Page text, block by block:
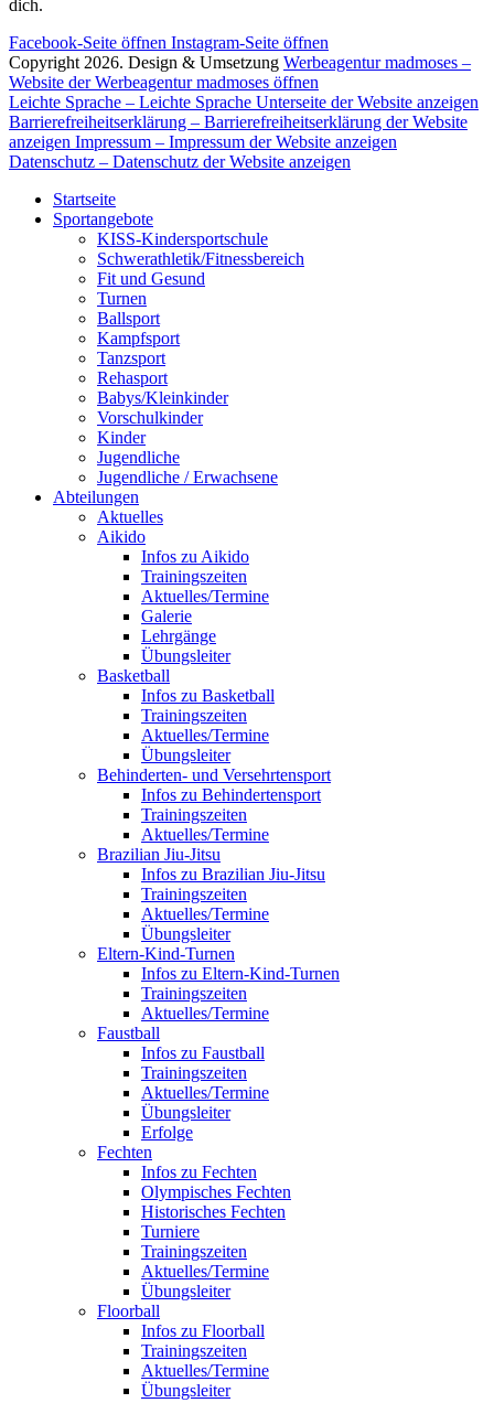
dich.
Facebook-Seite öffnen Instagram-Seite öffnen
Copyright 2026. Design & Umsetzung Werbeagentur madmoses –
Website der Werbeagentur madmoses öffnen
Leichte Sprache – Leichte Sprache Unterseite der Website anzeigen
Barrierefreiheitserklärung – Barrierefreiheitserklärung der Website
anzeigen Impressum – Impressum der Website anzeigen
Datenschutz – Datenschutz der Website anzeigen
Startseite
Sportangebote
KISS-Kindersportschule
Schwerathletik/Fitnessbereich
Fit und Gesund
Turnen
Ballsport
Kampfsport
Tanzsport
Rehasport
Babys/Kleinkinder
Vorschulkinder
Kinder
Jugendliche
Jugendliche / Erwachsene
Abteilungen
Aktuelles
Aikido
Infos zu Aikido
Trainingszeiten
Aktuelles/Termine
Galerie
Lehrgänge
Übungsleiter
Basketball
Infos zu Basketball
Trainingszeiten
Aktuelles/Termine
Übungsleiter
Behinderten- und Versehrtensport
Infos zu Behindertensport
Trainingszeiten
Aktuelles/Termine
Brazilian Jiu-Jitsu
Infos zu Brazilian Jiu-Jitsu
Trainingszeiten
Aktuelles/Termine
Übungsleiter
Eltern-Kind-Turnen
Infos zu Eltern-Kind-Turnen
Trainingszeiten
Aktuelles/Termine
Faustball
Infos zu Faustball
Trainingszeiten
Aktuelles/Termine
Übungsleiter
Erfolge
Fechten
Infos zu Fechten
Olympisches Fechten
Historisches Fechten
Turniere
Trainingszeiten
Aktuelles/Termine
Übungsleiter
Floorball
Infos zu Floorball
Trainingszeiten
Aktuelles/Termine
Übungsleiter